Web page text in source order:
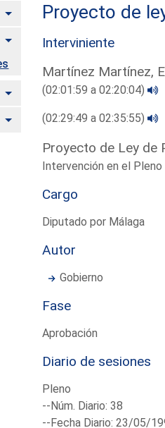
Alternar
Alternar
Alternar
Alternar
Proyecto de
Interviniente
Martínez Martínez,
(02:01:59 a 02:20:04)
(02:29:49 a 02:35:55)
Proyecto de Ley de
Intervención en el
Cargo
Diputado por Málaga
Autor
Gobierno
Fase
Aprobación
Diario de sesiones
Pleno
--Núm. Diario: 38
--Fecha Diario: 23/05/